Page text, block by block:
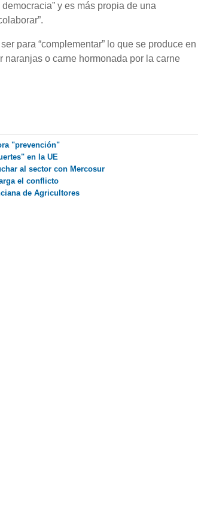
y es más propia de una
para “complementar” lo que se produce en
naranjas o carne hormonada por la carne
"prevención"
en la UE
al sector con Mercosur
el conflicto
de Agricultores